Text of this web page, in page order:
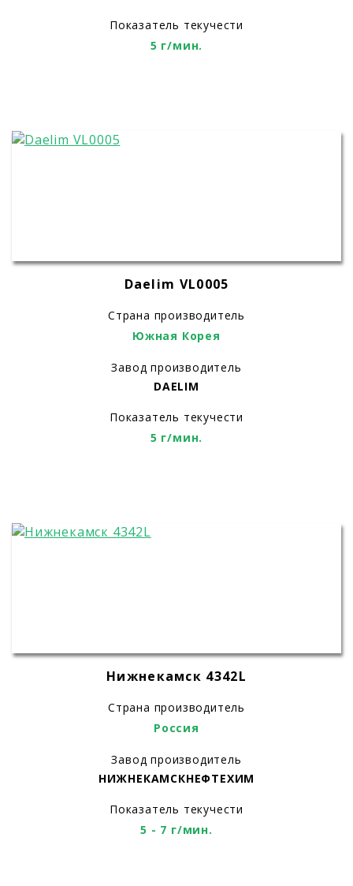
Показатель текучести
5 г/мин.
Daelim VL0005
Страна производитель
Южная Корея
Завод производитель
DAELIM
Показатель текучести
5 г/мин.
Нижнекамск 4342L
Страна производитель
Россия
Завод производитель
НИЖНЕКАМСКНЕФТЕХИМ
Показатель текучести
5 - 7 г/мин.